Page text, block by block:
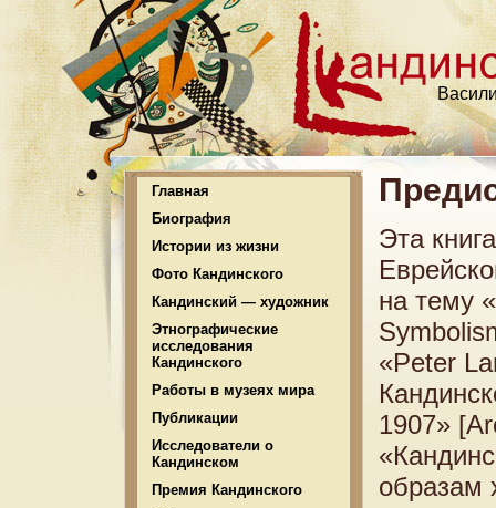
Главная
Биография
Истории из жизни
Фото Кандинского
Кандинский — художник
Этнографические
исследования
Кандинского
Работы в музеях мира
Публикации
Исследователи о
Кандинском
Премия Кандинского
Эта
на тему
«Peter
1907»
образам